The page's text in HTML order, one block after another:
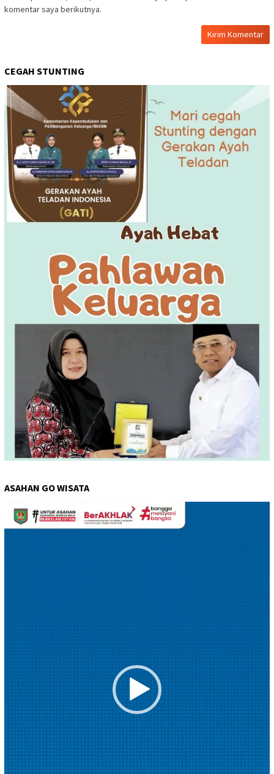
komentar saya berikutnya.
CEGAH STUNTING
ASAHAN GO WISATA
Pemutar
Video